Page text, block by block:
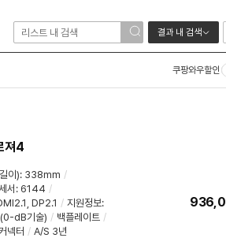
결과 내 검색
쿠팡와우할인
져4
이): 338mm /
서 : 6144 /
DP2.1 / 지원정보:
dB기술) / 백플레이트 /
넥터 / A/S 3년